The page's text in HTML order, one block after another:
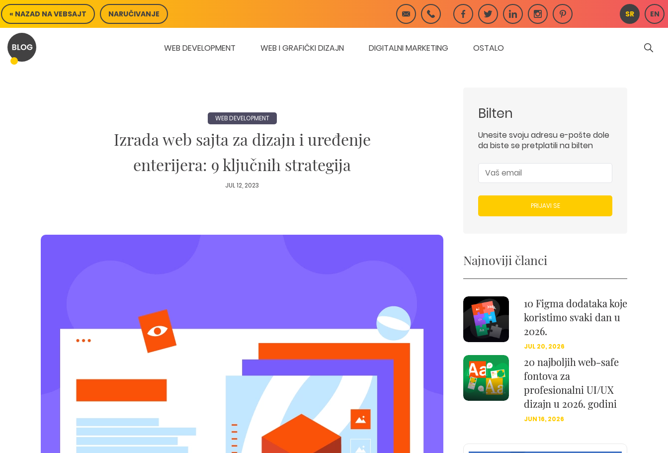
Skip
to
content
« NAZAD NA VEBSAJT NARUČIVANJE SR EN
WEB DEVELOPMENT WEB I GRAFIČKI DIZAJN DIGITALNI MARKETING OSTALO
WEB DEVELOPMENT
Izrada web sajta za dizajn i uređenje
enterijera: 9 ključnih strategija
JUL 12, 2023
Bilten
Unesite svoju adresu e-pošte dole
da biste se pretplatili na bilten
PRIJAVI SE
Najnoviji članci
10 Figma dodataka koje
koristimo svaki dan u
2026.
JUL 20, 2026
20 najboljih web-safe
fontova za
profesionalni UI/UX
dizajn u 2026. godini
JUN 16, 2026